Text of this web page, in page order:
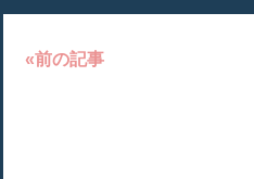
«前の記事